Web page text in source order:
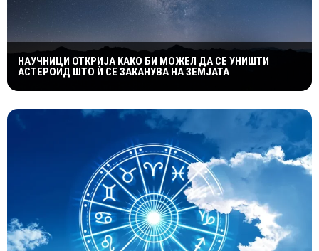
НАУЧНИЦИ ОТКРИЈА КАКО БИ МОЖЕЛ ДА СЕ УНИШТИ
АСТЕРОИД ШТО Ѝ СЕ ЗАКАНУВА НА ЗЕМЈАТА